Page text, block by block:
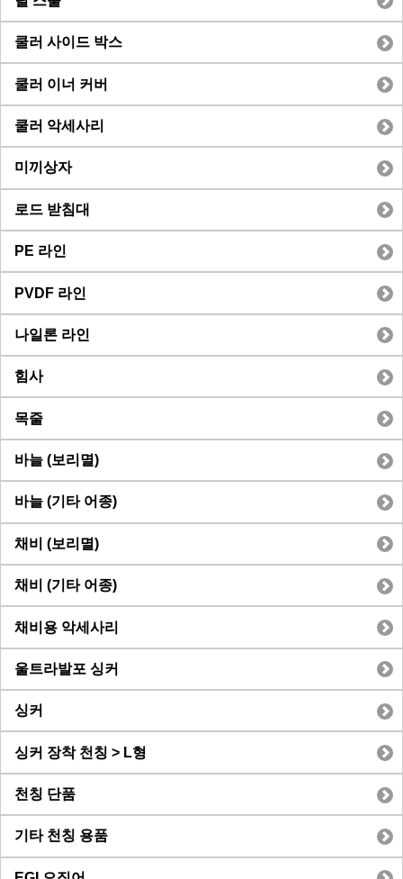
쿨러 사이드 박스
쿨러 이너 커버
쿨러 악세사리
미끼상자
로드 받침대
PE 라인
PVDF 라인
나일론 라인
힘사
목줄
바늘 (보리멸)
바늘 (기타 어종)
채비 (보리멸)
채비 (기타 어종)
채비용 악세사리
울트라발포 싱커
싱커
싱커 장착 천칭 > L형
천칭 단품
기타 천칭 용품